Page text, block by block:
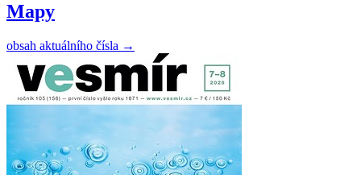
Mapy
obsah aktuálního čísla →